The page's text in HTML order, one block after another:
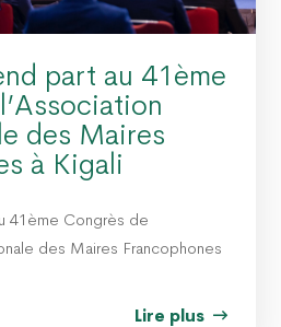
part au 41ème
des Maires
à Kigali
41ème Congrès de
des Maires Francophones
Lire plus